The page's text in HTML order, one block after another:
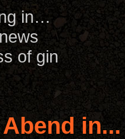
in…
of gin
in...